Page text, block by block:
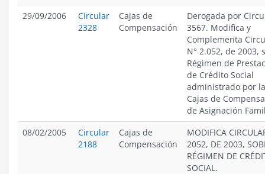
29/09/2006
Circular
2328
Cajas de
Compensación
Derogada por
3567. Modifica y
Complementa
N° 2.052, de 2003,
Régimen de
de Crédito Social
administrado por
Cajas de
de Asignación
08/02/2005
Circular
2188
Cajas de
Compensación
MODIFICA
2052, DE 2003,
RÉGIMEN DE
SOCIAL.